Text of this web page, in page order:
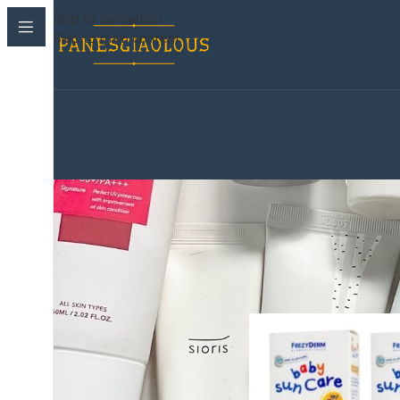
Skip to navigation
Skip to main content
Korean Beauty Corner
Βρεφανάπτυξη
›
Ακράτεια & Φροντίδα›
Στοματική Υγιεινή
Αντηλιακά Frezyderm